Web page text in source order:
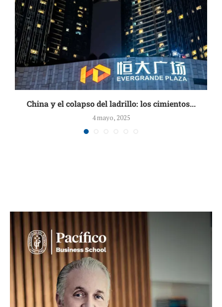
China y el colapso del ladrillo: los cimientos...
4 mayo, 2025